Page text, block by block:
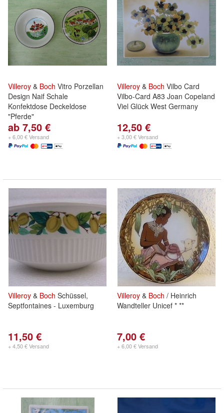
Villeroy & Boch Vitro Porzellan
Design Naif Schale
Konfektdose Deckeldose
"Pferde"
ab 7,50 €
+ 6,00 € Versand
Villeroy & Boch Vilbo Card
Vilbo-Card A83 Joan Copeland
Viel Glück West Germany
12,50 €
+ 3,00 € Versand
Villeroy & Boch Schüssel,
Septfontaines - Luxemburg
11,50 €
+ 4,50 € Versand
Villeroy & Boch / Heinrich
Wandteller Unicef * **
7,00 €
+ 6,00 € Versand